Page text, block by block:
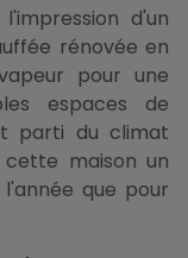
d'un
rénovée en
pour une
espaces de
parti du climat
maison un
que pour